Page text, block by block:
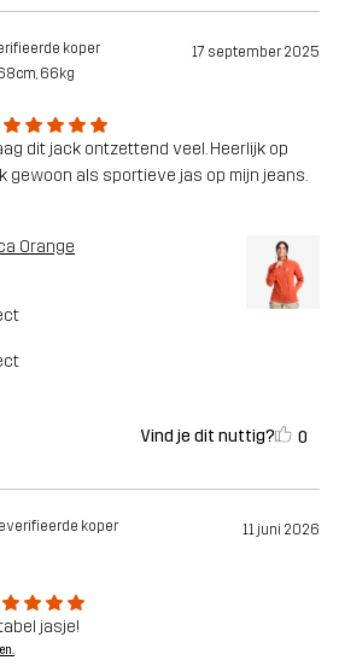
koper 17 september 2025
66kg
dit jack ontzettend veel. Heerlijk op
gewoon als sportieve jas op mijn jeans.
Orange
Vind je dit nuttig? 0
koper 11 juni 2026
jasje!